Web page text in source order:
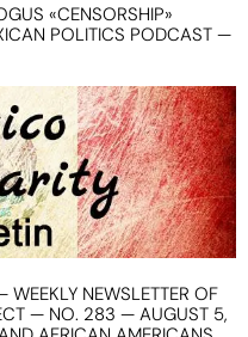
«CENSORSHIP»
POLITICS PODCAST —
WEEKLY NEWSLETTER OF
— NO. 283 — AUGUST 5,